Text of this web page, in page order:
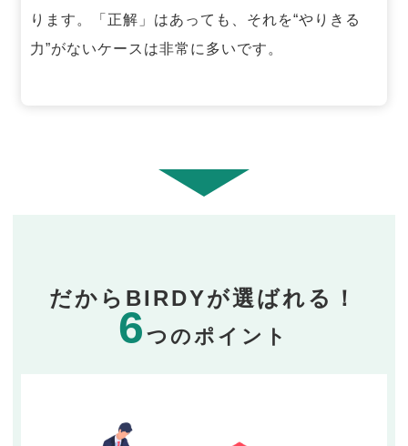
ります。「正解」はあっても、それを“やりきる
力”がないケースは非常に多いです。
だからBIRDYが選ばれる！
6つのポイント